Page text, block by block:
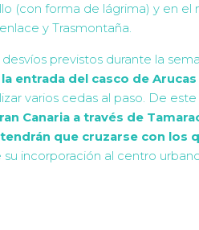
(con forma de lágrima) y en el
y Trasmontaña.
previstos durante la
entrada del casco de Arucas
varios cedas al paso. De
Canaria a través de
que cruzarse con los
su incorporación al centro